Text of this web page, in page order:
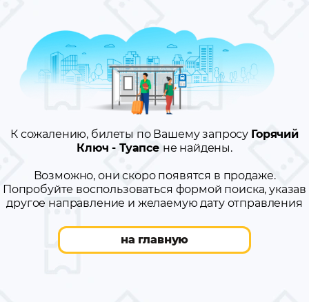
К сожалению, билеты по Вашему запросу Горячий
Ключ - Туапсе не найдены.
Возможно, они скоро появятся в продаже.
Попробуйте воспользоваться формой поиска, указав
другое направление и желаемую дату отправления
на главную